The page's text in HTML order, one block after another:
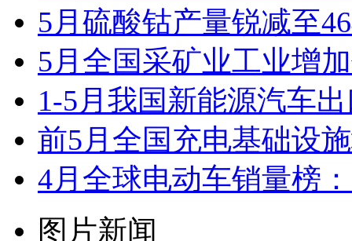
5月硫酸钴产量锐减至
5月全国采矿业工业增
1-5月我国新能源汽车
前5月全国充电基础设
4月全球电动车销量榜
图片新闻